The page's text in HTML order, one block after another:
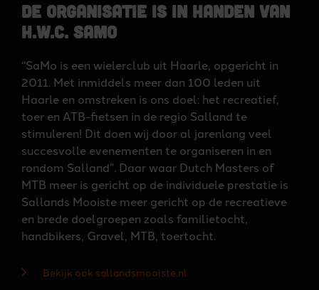
De organisatie is in handen van
H.W.C. SaMo
“SaMo is een wielerclub uit Haarle, opgericht in
2011. Met inmiddels meer dan 100 leden uit
Haarle en omstreken is ons doel: het recreatief,
toer en ATB-fietsen in de regio Salland te
stimuleren! Dit doen wij door al jarenlang veel
succesvolle evenementen te organiseren in en
rondom Salland”. Daar waar Dutch Masters of
MTB meer is gericht op de individuele prestatie is
Sallands Mooiste meer gericht op de recreatieve
en brede doelgroepen zoals familietocht,
handbikers, Gravel, MTB, toertocht.
Bekijk ook sallandsmooiste.nl